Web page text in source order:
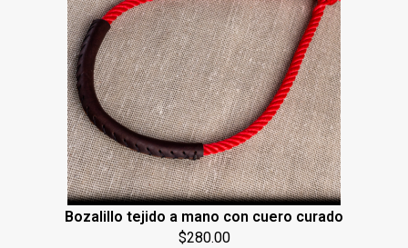
Bozalillo tejido a mano con cuero curado
$280.00